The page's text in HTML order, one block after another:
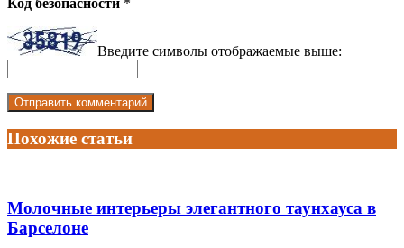
Введите символы отображаемые выше:
Похожие статьи
Молочные интерьеры элегантного таунхауса в
Барселоне